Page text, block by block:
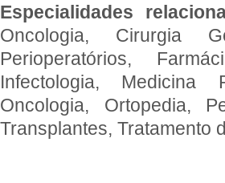
Especialidades
Oncologia, Cirurgia
Perioperatórios,
Infectologia, Medicina
Oncologia, Ortopedia,
Transplantes, Tratamento